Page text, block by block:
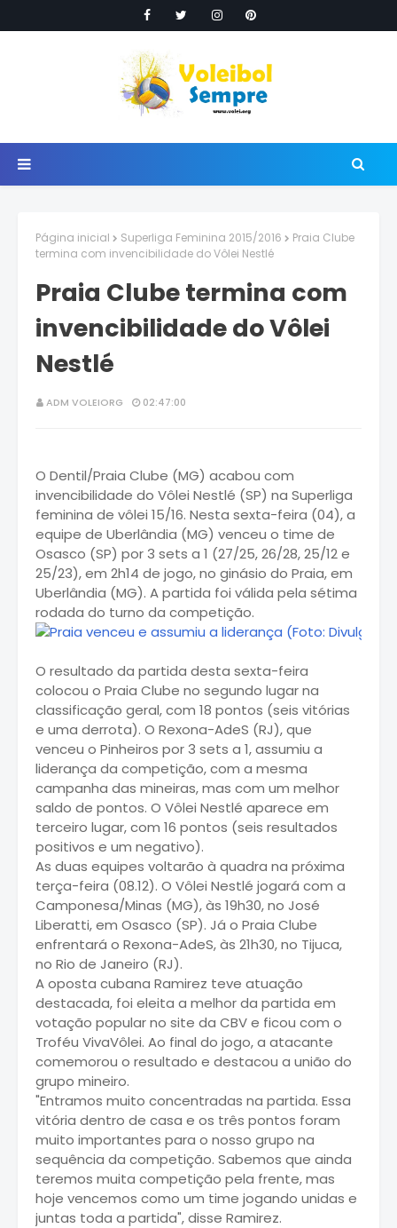
Página inicial Superliga Feminina 2015/2016
Praia Clube
termina com invencibilidade do Vôlei Nestlé
Praia Clube termina com
invencibilidade do Vôlei
Nestlé
ADM VOLEIORG 02:47:00
O Dentil/Praia Clube (MG) acabou com
invencibilidade do Vôlei Nestlé (SP) na Superliga
feminina de vôlei 15/16. Nesta sexta-feira (04), a
equipe de Uberlândia (MG) venceu o time de
Osasco (SP) por 3 sets a 1 (27/25, 26/28, 25/12 e
25/23), em 2h14 de jogo, no ginásio do Praia, em
Uberlândia (MG). A partida foi válida pela sétima
rodada do turno da competição.
O resultado da partida desta sexta-feira
colocou o Praia Clube no segundo lugar na
classificação geral, com 18 pontos (seis vitórias
e uma derrota). O Rexona-AdeS (RJ), que
venceu o Pinheiros por 3 sets a 1, assumiu a
liderança da competição, com a mesma
campanha das mineiras, mas com um melhor
saldo de pontos. O Vôlei Nestlé aparece em
terceiro lugar, com 16 pontos (seis resultados
positivos e um negativo).
As duas equipes voltarão à quadra na próxima
terça-feira (08.12). O Vôlei Nestlé jogará com a
Camponesa/Minas (MG), às 19h30, no José
Liberatti, em Osasco (SP). Já o Praia Clube
enfrentará o Rexona-AdeS, às 21h30, no Tijuca,
no Rio de Janeiro (RJ).
A oposta cubana Ramirez teve atuação
destacada, foi eleita a melhor da partida em
votação popular no site da CBV e ficou com o
Troféu VivaVôlei. Ao final do jogo, a atacante
comemorou o resultado e destacou a união do
grupo mineiro.
"Entramos muito concentradas na partida. Essa
vitória dentro de casa e os três pontos foram
muito importantes para o nosso grupo na
sequência da competição. Sabemos que ainda
teremos muita competição pela frente, mas
hoje vencemos como um time jogando unidas e
juntas toda a partida", disse Ramirez.